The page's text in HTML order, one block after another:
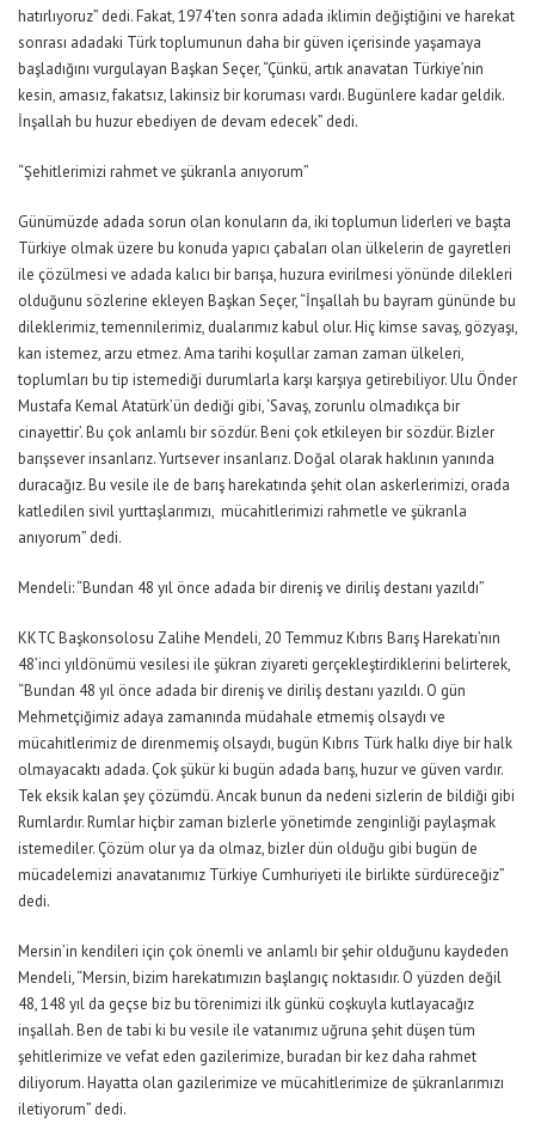
hatırlıyoruz” dedi. Fakat, 1974’ten sonra adada iklimin değiştiğini ve harekat
sonrası adadaki Türk toplumunun daha bir güven içerisinde yaşamaya
başladığını vurgulayan Başkan Seçer, “Çünkü, artık anavatan Türkiye’nin
kesin, amasız, fakatsız, lakinsiz bir koruması vardı. Bugünlere kadar geldik.
İnşallah bu huzur ebediyen de devam edecek” dedi.
“Şehitlerimizi rahmet ve şükranla anıyorum”
Günümüzde adada sorun olan konuların da, iki toplumun liderleri ve başta
Türkiye olmak üzere bu konuda yapıcı çabaları olan ülkelerin de gayretleri
ile çözülmesi ve adada kalıcı bir barışa, huzura evirilmesi yönünde dilekleri
olduğunu sözlerine ekleyen Başkan Seçer, “İnşallah bu bayram gününde bu
dileklerimiz, temennilerimiz, dualarımız kabul olur. Hiç kimse savaş, gözyaşı,
kan istemez, arzu etmez. Ama tarihi koşullar zaman zaman ülkeleri,
toplumları bu tip istemediği durumlarla karşı karşıya getirebiliyor. Ulu Önder
Mustafa Kemal Atatürk’ün dediği gibi, ‘Savaş, zorunlu olmadıkça bir
cinayettir’. Bu çok anlamlı bir sözdür. Beni çok etkileyen bir sözdür. Bizler
barışsever insanlarız. Yurtsever insanlarız. Doğal olarak haklının yanında
duracağız. Bu vesile ile de barış harekatında şehit olan askerlerimizi, orada
katledilen sivil yurttaşlarımızı, mücahitlerimizi rahmetle ve şükranla
anıyorum” dedi.
Mendeli: “Bundan 48 yıl önce adada bir direniş ve diriliş destanı yazıldı”
KKTC Başkonsolosu Zalihe Mendeli, 20 Temmuz Kıbrıs Barış Harekatı’nın
48’inci yıldönümü vesilesi ile şükran ziyareti gerçekleştirdiklerini belirterek,
“Bundan 48 yıl önce adada bir direniş ve diriliş destanı yazıldı. O gün
Mehmetçiğimiz adaya zamanında müdahale etmemiş olsaydı ve
mücahitlerimiz de direnmemiş olsaydı, bugün Kıbrıs Türk halkı diye bir halk
olmayacaktı adada. Çok şükür ki bugün adada barış, huzur ve güven vardır.
Tek eksik kalan şey çözümdü. Ancak bunun da nedeni sizlerin de bildiği gibi
Rumlardır. Rumlar hiçbir zaman bizlerle yönetimde zenginliği paylaşmak
istemediler. Çözüm olur ya da olmaz, bizler dün olduğu gibi bugün de
mücadelemizi anavatanımız Türkiye Cumhuriyeti ile birlikte sürdüreceğiz”
dedi.
Mersin’in kendileri için çok önemli ve anlamlı bir şehir olduğunu kaydeden
Mendeli, “Mersin, bizim harekatımızın başlangıç noktasıdır. O yüzden değil
48, 148 yıl da geçse biz bu törenimizi ilk günkü coşkuyla kutlayacağız
inşallah. Ben de tabi ki bu vesile ile vatanımız uğruna şehit düşen tüm
şehitlerimize ve vefat eden gazilerimize, buradan bir kez daha rahmet
diliyorum. Hayatta olan gazilerimize ve mücahitlerimize de şükranlarımızı
iletiyorum” dedi.